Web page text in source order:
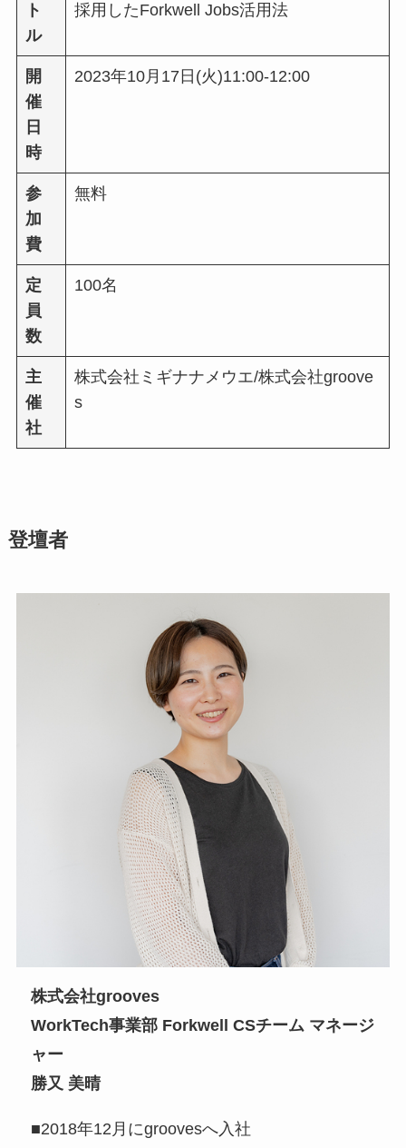
ト
ル
採用したForkwell Jobs活用法
開
催
日
時
2023年10月17日(火)11:00-12:00
参
加
費
無料
定
員
数
100名
主
催
社
株式会社ミギナナメウエ/株式会社groove
s
登壇者
株式会社grooves
WorkTech事業部 Forkwell CSチーム マネージ
ャー
勝又 美晴
■2018年12月にgroovesへ入社